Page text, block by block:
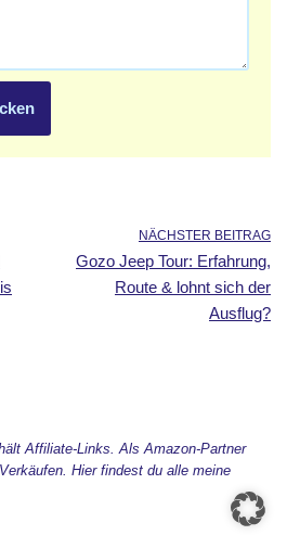
NÄCHSTER BEITRAG
Gozo Jeep Tour: Erfahrung,
Route & lohnt sich der
Ausflug?
Affiliate-Links. Als Amazon-Partner
Hier findest du alle meine